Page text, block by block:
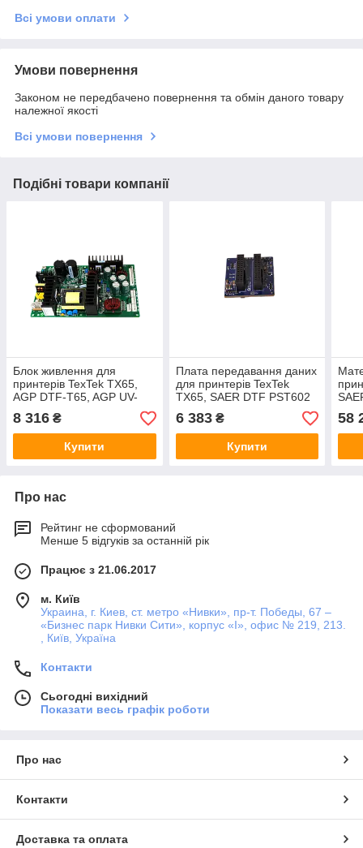
Всі умови оплати
Умови повернення
Законом не передбачено повернення та обмін даного товару
належної якості
Всі умови повернення
Подібні товари компанії
Блок живлення для
принтерів TexTek TX65,
AGP DTF-T65, AGP UV-
S604
8 316 ₴
Купити
Плата передавання даних
для принтерів TexTek
TX65, SAER DTF PST602
6 383₴
Купити
58
Про нас
Рейтинг не сформований
Менше 5 відгуків за останній рік
Працює з 21.06.2017
м. Київ
Украина, г. Киев, ст. метро «Нивки», пр-т. Победы, 67 –
«Бизнес парк Нивки Сити», корпус «I», офис № 219, 213.
, Київ, Україна
Контакти
Сьогодні вихідний
Показати весь графік роботи
Про нас
Контакти
Доставка та оплата